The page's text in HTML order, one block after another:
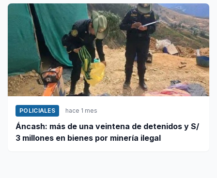
POLICIALES hace 1 mes
Áncash: más de una veintena de detenidos y S/
3 millones en bienes por minería ilegal